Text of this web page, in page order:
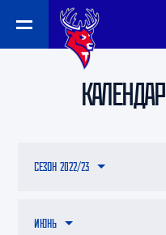
ИЮНЬ
СЕЗОН 2022/23